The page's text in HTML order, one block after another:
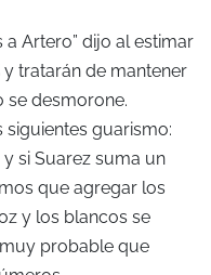
a Artero” dijo al estimar
tratarán de mantener
se desmorone.
siguientes guarismo:
y si Suarez suma un
que agregar los
y los blancos se
probable que